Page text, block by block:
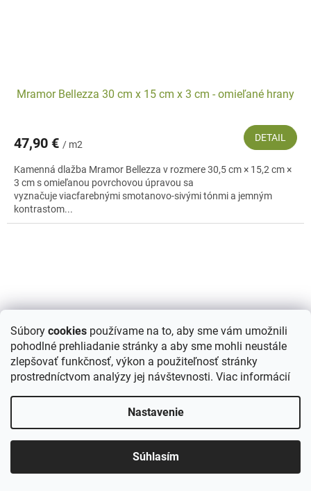
Súbory cookies používame na to, aby sme vám umožnili
pohodlné prehliadanie stránky a aby sme mohli neustále
zlepšovať funkčnosť, výkon a použiteľnosť stránky
prostredníctvom analýzy jej návštevnosti. Viac informácií
Nastavenie
Súhlasím
Mramor Bellezza 30 cm x 15 cm x 3 cm - omieľané hrany
47,90 € / m2
DETAIL
Kamenná dlažba Mramor Bellezza v rozmere 30,5 cm × 15,2 cm ×
3 cm s omieľanou povrchovou úpravou sa
vyznačuje viacfarebnými smotanovo-sivými tónmi a jemným
kontrastom...
Mramor Bianco Ibiza 80 cm x 40 cm x 2 cm - pieskovaný